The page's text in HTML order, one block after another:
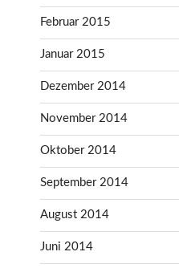
Februar 2015
Januar 2015
Dezember 2014
November 2014
Oktober 2014
September 2014
August 2014
Juni 2014